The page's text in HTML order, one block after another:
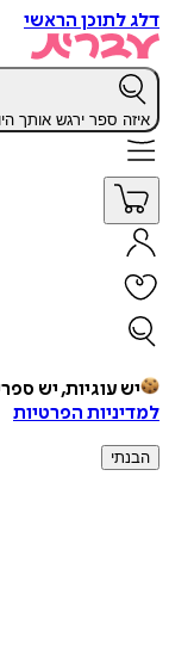
לתוכן הראשי
ספר ירגש אותך היום?K
יש עוגיות, יש
הפרטיות